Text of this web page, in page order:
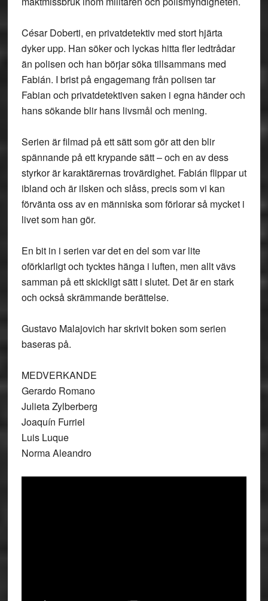
César Doberti, en privatdetektiv med stort hjärta
dyker upp. Han söker och lyckas hitta fler ledtrådar
än polisen och han börjar söka tillsammans med
Fabián. I brist på engagemang från polisen tar
Fabian och privatdetektiven saken i egna händer och
hans sökande blir hans livsmål och mening.
Serien är filmad på ett sätt som gör att den blir
spännande på ett krypande sätt – och en av dess
styrkor är karaktärernas trovärdighet. Fabián flippar ut
ibland och är ilsken och slåss, precis som vi kan
förvänta oss av en människa som förlorar så mycket i
livet som han gör.
En bit in i serien var det en del som var lite
oförklarligt och tycktes hänga i luften, men allt vävs
samman på ett skickligt sätt i slutet. Det är en stark
och också skrämmande berättelse.
Gustavo Malajovich har skrivit boken som serien
baseras på.
MEDVERKANDE
Gerardo Romano
Julieta Zylberberg
Joaquín Furriel
Luis Luque
Norma Aleandro